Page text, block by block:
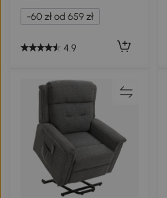
-60 zł od 659 zł
4.9